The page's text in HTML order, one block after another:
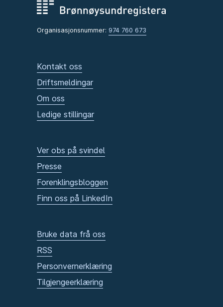
Organisasjonsnummer: 974 760 673
Kontakt oss
Driftsmeldingar
Om oss
Ledige stillingar
Ver obs på svindel
Presse
Forenklingsbloggen
Finn oss på LinkedIn
Bruke data frå oss
RSS
Personvernerklæring
Tilgjengeerklæring